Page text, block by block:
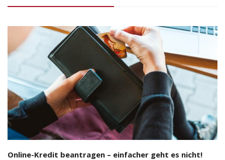
Online-Kredit beantragen – einfacher geht es nicht!